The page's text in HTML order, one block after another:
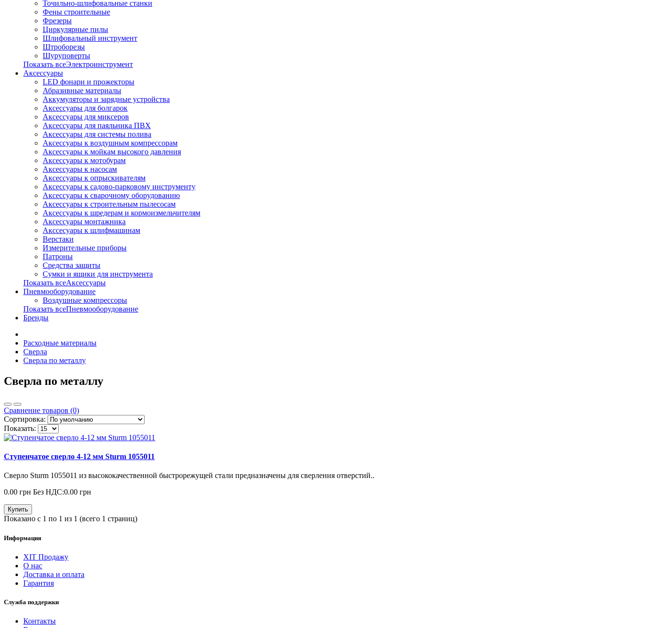
Точильно-шлифовальные станки
Фены строительные
Фрезеры
Циркулярные пилы
Шлифовальный инструмент
Штроборезы
Шуруповерты
Показать всеЭлектроинструмент
Аксессуары
LED фонари и прожекторы
Абразивные материалы
Аккумуляторы и зарядные устройства
Аксессуары для болгарок
Аксессуары для миксеров
Аксессуары для паяльника ПВХ
Аксессуары для системы полива
Аксессуары к воздушным компрессорам
Аксессуары к мойкам высокого давления
Аксессуары к мотобурам
Аксессуары к насосам
Аксессуары к опрыскивателям
Аксессуары к садово-парковому инструменту
Аксессуары к сварочному оборудованию
Аксессуары к строительным пылесосам
Аксессуары к шредерам и кормоизмельчителям
Аксессуары монтажника
Акссесуары к шлифмашинам
Верстаки
Измерительные приборы
Патроны
Средства защиты
Сумки и ящики для инструмента
Показать всеАксессуары
Пневмооборудование
Воздушные компрессоры
Показать всеПневмооборудование
Бренды
Расходные материалы
Сверла
Сверла по металлу
Сверла по металлу
Сравнение товаров (0)
Сортировка:
Показать:
Ступенчатое сверло 4-12 мм Sturm 1055011
Сверло Sturm 1055011 из высококачественной быстрорежущей стали предназначены для сверления отверстий..
0.00 грн Без НДС:0.00 грн
Купить
Показано с 1 по 1 из 1 (всего 1 страниц)
Информация
ХІТ Продажу
О нас
Доставка и оплата
Гарантия
Служба поддержки
Контакты